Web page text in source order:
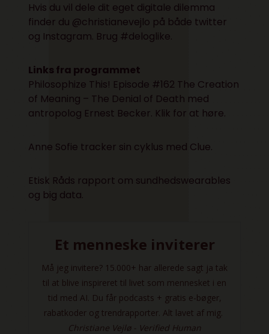
Hvis du vil dele dit eget digitale dilemma
finder du @christianevejlo på både twitter
og Instagram. Brug #deloglike.
Links fra programmet
Philosophize This! Episode #162 The Creation
of Meaning – The Denial of Death med
antropolog Ernest Becker. Klik for at høre.
Anne Sofie tracker sin cyklus med Clue.
Etisk Råds rapport om sundhedswearables
og big data.